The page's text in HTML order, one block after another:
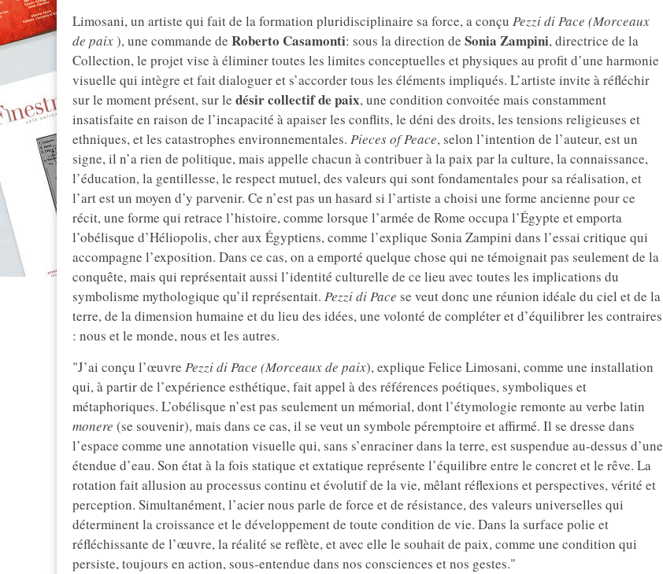
Limosani, un artiste qui fait de la formation pluridisciplinaire sa force, a conçu Pezzi di Pace (Morceaux
de paix), une commande de Roberto Casamonti: sous la direction de Sonia Zampini, directrice de la
Collection, le projet vise à éliminer toutes les limites conceptuelles et physiques au profit d’une harmonie
visuelle qui intègre et fait dialoguer et s’accorder tous les éléments impliqués. L’artiste invite à réfléchir
sur le moment présent, sur le désir collectif de paix, une condition convoitée mais constamment
insatisfaite en raison de l’incapacité à apaiser les conflits, le déni des droits, les tensions religieuses et
ethniques, et les catastrophes environnementales. Pieces of Peace, selon l’intention de l’auteur, est un
signe, il n’a rien de politique, mais appelle chacun à contribuer à la paix par la culture, la connaissance,
l’éducation, la gentillesse, le respect mutuel, des valeurs qui sont fondamentales pour sa réalisation, et
l’art est un moyen d’y parvenir. Ce n’est pas un hasard si l’artiste a choisi une forme ancienne pour ce
récit, une forme qui retrace l’histoire, comme lorsque l’armée de Rome occupa l’Égypte et emporta
l’obélisque d’Héliopolis, cher aux Égyptiens, comme l’explique Sonia Zampini dans l’essai critique qui
accompagne l’exposition. Dans ce cas, on a emporté quelque chose qui ne témoignait pas seulement de la
conquête, mais qui représentait aussi l’identité culturelle de ce lieu avec toutes les implications du
symbolisme mythologique qu’il représentait. Pezzi di Pace se veut donc une réunion idéale du ciel et de la
terre, de la dimension humaine et du lieu des idées, une volonté de compléter et d’équilibrer les contraires
: nous et le monde, nous et les autres.
"J’ai conçu l’œuvre Pezzi di Pace (Morceaux de paix), explique Felice Limosani, comme une installation
qui, à partir de l’expérience esthétique, fait appel à des références poétiques, symboliques et
métaphoriques. L’obélisque n’est pas seulement un mémorial, dont l’étymologie remonte au verbe latin
monere (se souvenir), mais dans ce cas, il se veut un symbole péremptoire et affirmé. Il se dresse dans
l’espace comme une annotation visuelle qui, sans s’enraciner dans la terre, est suspendue au-dessus d’une
étendue d’eau. Son état à la fois statique et extatique représente l’équilibre entre le concret et le rêve. La
rotation fait allusion au processus continu et évolutif de la vie, mêlant réflexions et perspectives, vérité et
perception. Simultanément, l’acier nous parle de force et de résistance, des valeurs universelles qui
déterminent la croissance et le développement de toute condition de vie. Dans la surface polie et
réfléchissante de l’œuvre, la réalité se reflète, et avec elle le souhait de paix, comme une condition qui
persiste, toujours en action, sous-entendue dans nos consciences et nos gestes."